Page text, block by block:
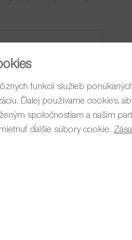
lište sa nachádza
funkcií služieb
Ďalej používame cookies,
spoločnostiam a našim
ďalšie súbory cookie.